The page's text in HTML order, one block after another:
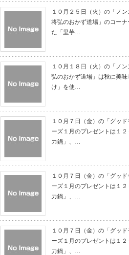
１０月２５日（火）の「ノ
将弘のおかず道場」のコー
た「里芋…
１０月１８日（火）の「ノ
弘のおかず道場」は秋に美
け」を使…
１０月７日（金）の「グッ
ーズ１月のプレゼントは１
力鍋」、…
１０月７日（金）の「グッ
ーズ１月のプレゼントは１
力鍋」、…
１０月７日（金）の「グッ
ーズ１月のプレゼントは１
力鍋」、…